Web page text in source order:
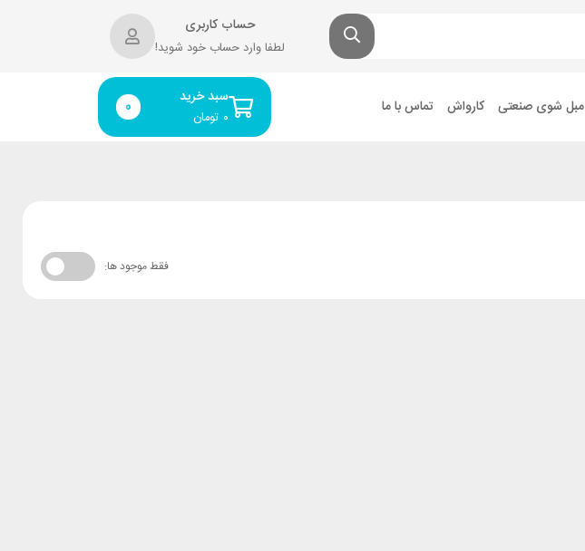
حساب کاربری
لطفا وارد حساب خود شوید!
مبل شوی صنعتی کارواش تماس با ما سبد خرید
تومان ۰ 0
فقط موجود ها: